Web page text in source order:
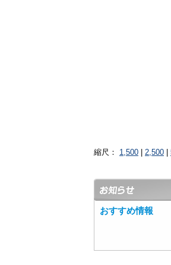
縮尺： 1,500 2,500
おすすめ情報